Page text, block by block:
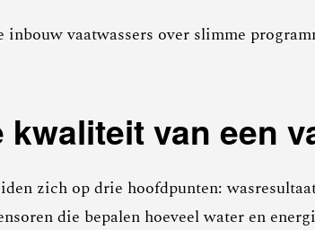
vaatwassers over slimme
kwaliteit van een
zich op drie hoofdpunten:
die bepalen hoeveel water en